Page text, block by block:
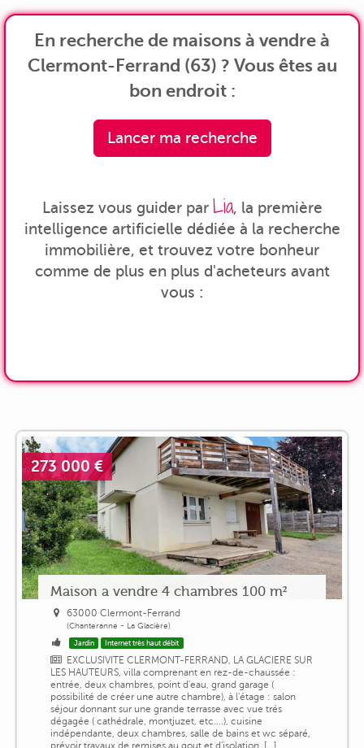
En recherche de maisons à vendre à
Clermont-Ferrand (63) ? Vous êtes au
bon endroit :
Lancer ma recherche
Laissez vous guider par Lia, la première
intelligence artificielle dédiée à la recherche
immobilière, et trouvez votre bonheur
comme de plus en plus d'acheteurs avant
vous :
273 000 €
Maison a vendre 4 chambres 100 m²
63000 Clermont-Ferrand
(Chanteranne - La Glacière)
Jardin Internet très haut débit
EXCLUSIVITE CLERMONT-FERRAND, LA GLACIERE SUR
LES HAUTEURS, villa comprenant en rez-de-chaussée :
entrée, deux chambres, point d'eau, grand garage (
possibilité de créer une autre chambre), à l'étage : salon
séjour donnant sur une grande terrasse avec vue trés
dégagée ( cathédrale, montjuzet, etc....), cuisine
indépendante, deux chambres, salle de bains et wc séparé,
prévoir travaux de remises au gout et d'isolation, [...]